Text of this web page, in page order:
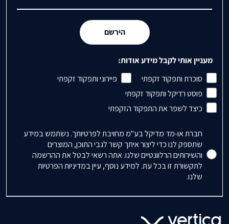
הירשם
מעניין אותי לקבל מידע אודות:
סוכרת ותפקוד זקפתי
פיירוני ותפקוד זקפתי
פוסט רדיקל ותפקוד זקפתי
כיצד לשפר את התפקוד הזקפתי
Accepts Marketing
חברת או-מד מדיקל בע"מ מחויבת לפרטיותך. נשתמש במידע
שתספק לנו כדי ליצור איתך קשר לגבי התוכן, המוצרים
והשירותים הרלוונטיים שלנו. אתה רשאי לבטל את ההרשמה
לתקשורת זו בכל עת. למידע נוסף, עיין במדיניות הפרטיות
שלנו.